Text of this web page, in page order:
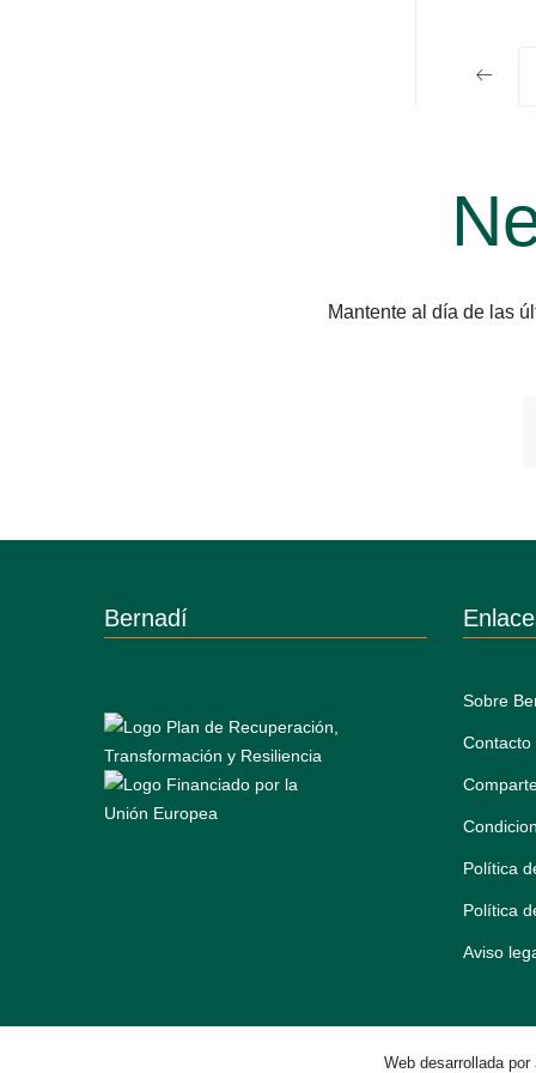
Mantente al día de las
Bernadí
Sobre
Contacto
Política
Política
Aviso
Web desarrollada por